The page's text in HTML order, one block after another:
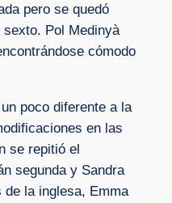
pero se quedó
Pol Medinyà
cómodo
poco diferente a la
en las
se repitió el
segunda y Sandra
la inglesa, Emma